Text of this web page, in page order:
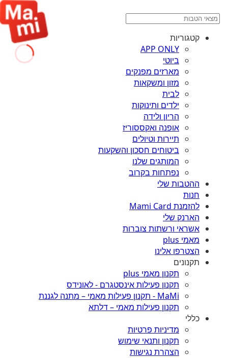
קטגוריות
APP ONLY
ביוטי
מארזים מפנקים
מזון ומשקאות
לבית
ילדים ותינוקות
הריון ולידה
אופנה ואקססוריז
תיירות וטיולים
ביטוחים חסכון והשקעות
המותגים שלנו
נפתחות בקרוב
ההטבות שלי
חנות
להזמנת Mami Card
הארנק שלי
אשראי ורשתות צוברות
מאמי plus
הצטרפו אלינו
תקנונים
תקנון מאמי plus
תקנון פעילות אינסטגרם - לאונידס
MaMi - תקנון פעילות מאמי – מתנה לגננת
תקנון פעילות מאמי – דלתא
כללי
מדיניות פרטיות
תקנון ותנאי שימוש
הצהרת נגישות